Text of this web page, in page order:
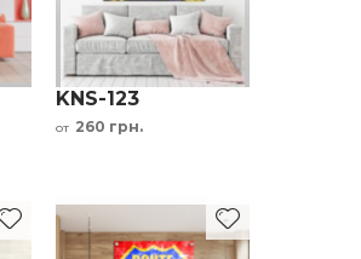
KNS-123
от 260 грн.